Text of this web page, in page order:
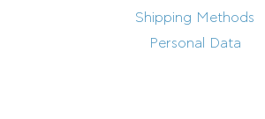
Shipping Methods
Personal Data